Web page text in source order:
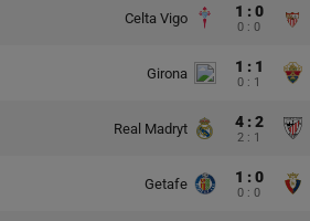
Celta Vigo 1 : 0
0 : 0
Girona 1 : 1
0 : 1
Real Madryt 4 : 2
2 : 1
Getafe 1 : 0
0 : 0